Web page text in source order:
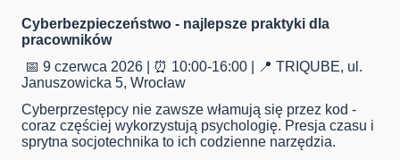
Cyberbezpieczeństwo - najlepsze praktyki dla
pracowników
📅 9 czerwca 2026 | ⏰ 10:00-16:00 | 📍 TRIQUBE, ul.
Januszowicka 5, Wrocław
Cyberprzestępcy nie zawsze włamują się przez kod -
coraz częściej wykorzystują psychologię. Presja czasu i
sprytna socjotechnika to ich codzienne narzędzia.